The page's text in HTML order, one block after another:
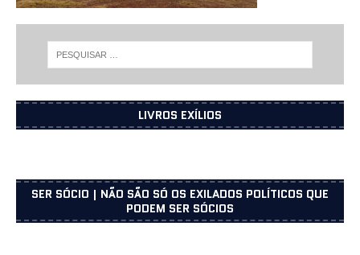
LIVROS EXÍLIOS
SER SÓCIO | NÃO SÃO SÓ OS EXILADOS POLÍTICOS QUE
PODEM SER SÓCIOS